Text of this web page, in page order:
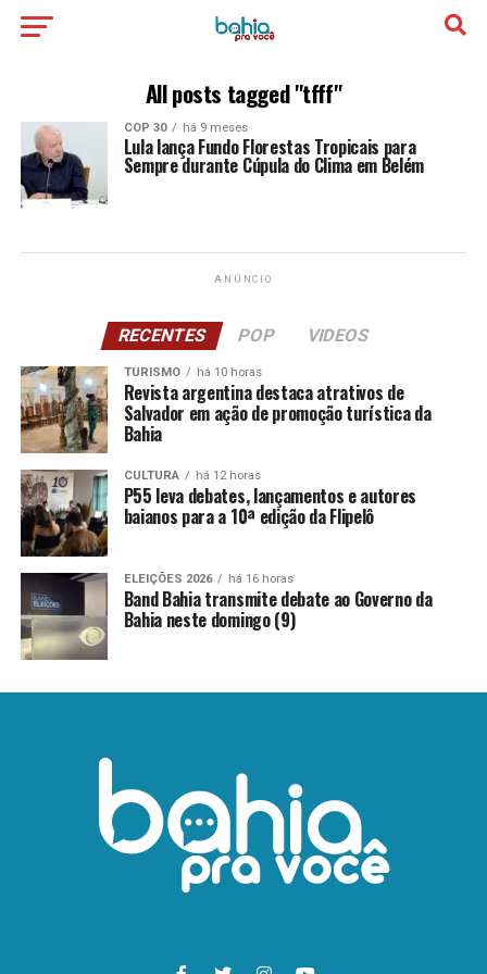
All posts tagged "tfff"
COP 30 há 9 meses
Lula lança Fundo Florestas Tropicais para
Sempre durante Cúpula do Clima em Belém
ANÚNCIO
RECENTES POP VIDEOS
TURISMO há 10 horas
Revista argentina destaca atrativos de
Salvador em ação de promoção turística da
Bahia
CULTURA há 12 horas
P55 leva debates, lançamentos e autores
baianos para a 10ª edição da Flipelô
ELEIÇÕES 2026 há 16 horas
Band Bahia transmite debate ao Governo da
Bahia neste domingo (9)